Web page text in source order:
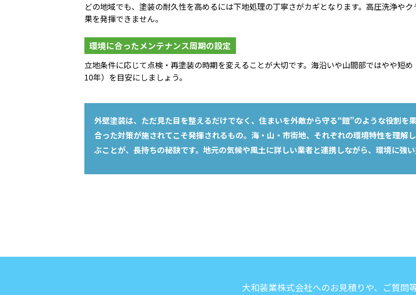
どの地域でも、塗装の耐久性を高めるには下地処理の丁寧さがカギとなります。高圧洗浄や
果を発揮できません。
環境に合ったメンテナンス周期の設定
立地条件に応じて点検・再塗装の時期を変えることが大切です。海沿いや山間部ではやや短
10年）を目安にしましょう。
外壁塗装は、ただ見た目を整えるだけでなく、住まいを外敵から守る“鎧”のような役割を
合った対策が施されてこそ発揮されるもの。海・山・市街地、それぞれの環境特性を理解
ぶことが、長持ちの秘訣です。地元の気候や風土に詳しい業者と連携しながら、環境に強
大和装業株式会社へのお見積りや、ご質問